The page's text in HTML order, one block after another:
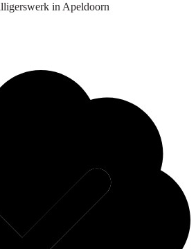
in Apeldoorn